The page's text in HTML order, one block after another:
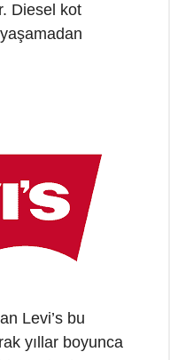
Diesel kot
Levi’s bu
yıllar boyunca